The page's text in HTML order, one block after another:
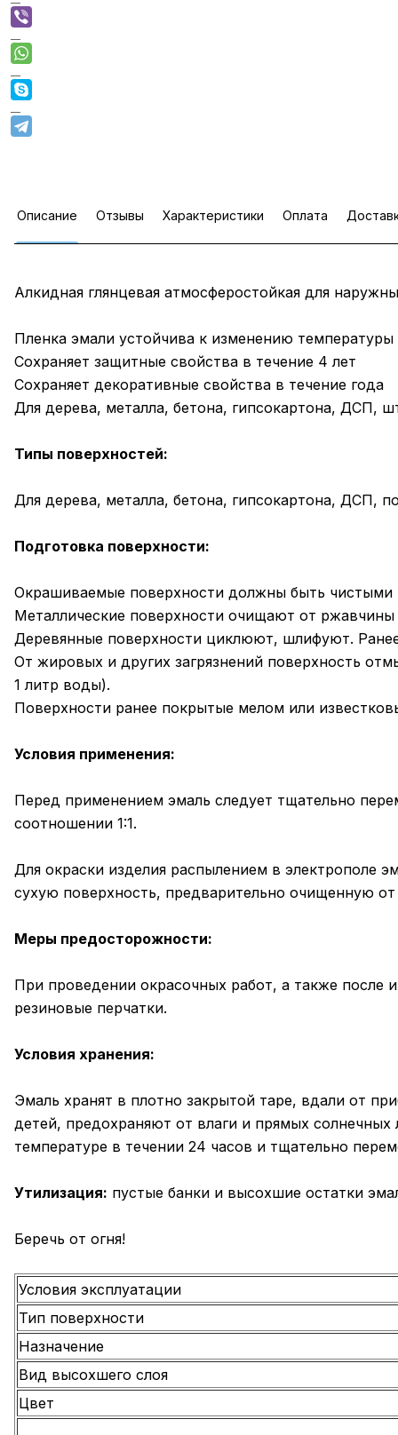
Описание Отзывы Характеристики Оплата
Алкидная глянцевая атмосферостойкая для
Пленка эмали устойчива к изменению
Сохраняет защитные свойства в течение 4 лет
Сохраняет декоративные свойства в течение года
Для дерева, металла, бетона, гипсокартона, ДСП,
Типы поверхностей:
Для дерева, металла, бетона, гипсокартона, ДСП,
Подготовка поверхности:
Окрашиваемые поверхности должны быть чистыми
Металлические поверхности очищают от
Деревянные поверхности циклюют, шлифуют.
От жировых и других загрязнений поверхность
1 литр воды).
Поверхности ранее покрытые мелом или
Условия применения:
Перед применением эмаль следует тщательно
соотношении 1:1.
Для окраски изделия распылением в электрополе
сухую поверхность, предварительно очищенную
Меры предосторожности:
При проведении окрасочных работ, а также после
резиновые перчатки.
Условия хранения:
Эмаль хранят в плотно закрытой таре, вдали от
детей, предохраняют от влаги и прямых
температуре в течении 24 часов и тщательно
Утилизация: пустые банки и высохшие остатки
Беречь от огня!
Условия эксплуатации
Тип поверхности
Назначение
Вид высохшего слоя
Цвет